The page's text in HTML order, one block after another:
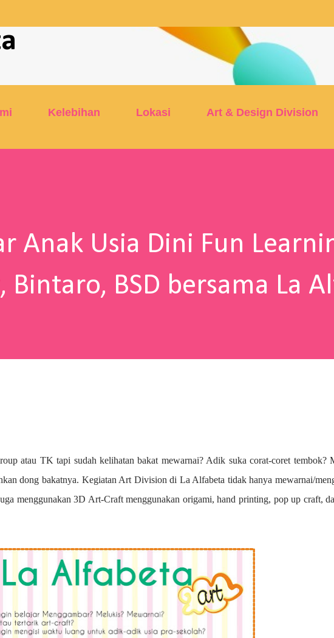
Kelebihan Lokasi Art & Design Division
Anak Usia Dini Fun
Bintaro, BSD bersama La
atau TK tapi sudah kelihatan bakat mewarnai? Adik suka corat-coret tembok?
dong bakatnya. Kegiatan Art Division di La Alfabeta tidak hanya mewarnai/
menggunakan 3D Art-Craft menggunakan origami, hand printing, pop up craft,